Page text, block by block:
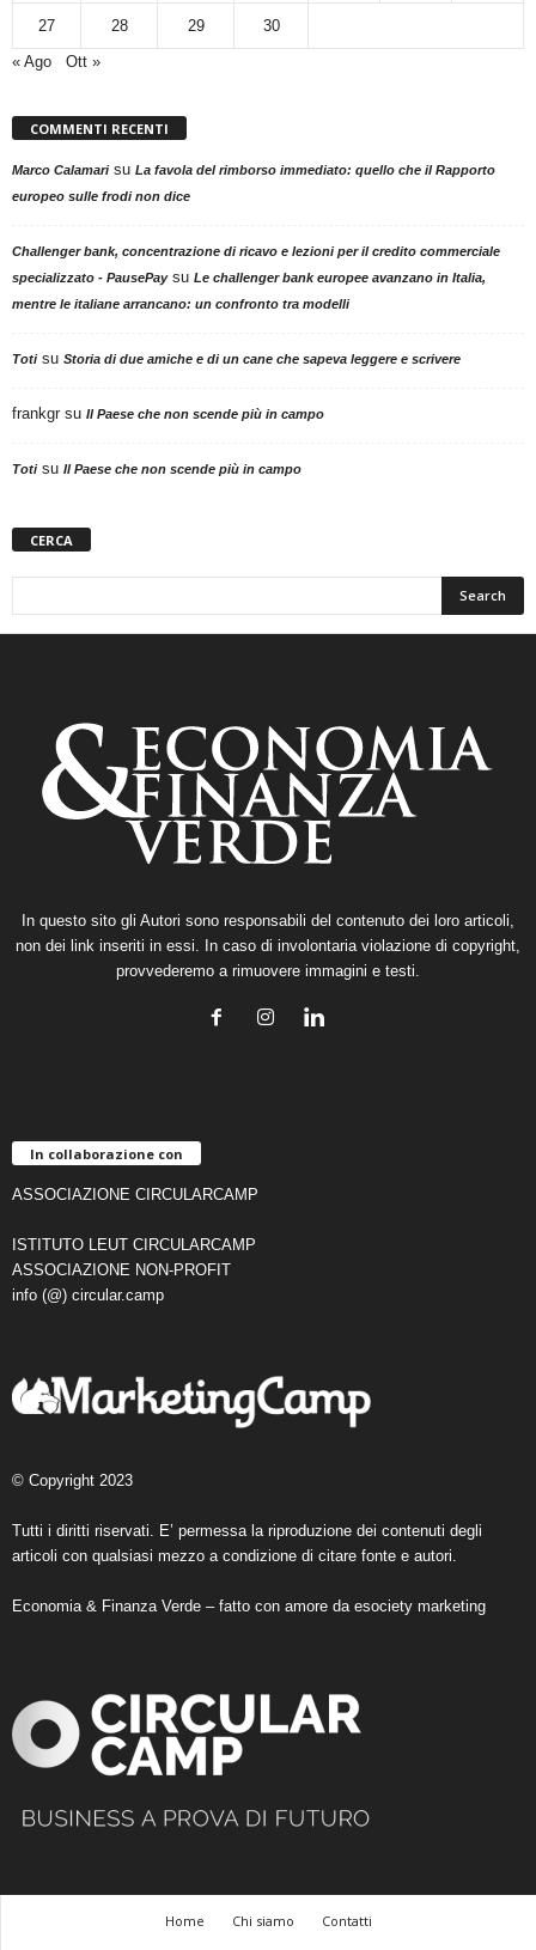
27 28 29
30
« Ago
Ott »
COMMENTI RECENTI
Marco Calamarisu La favola del rimborso immediato: quello che il Rapporto
europeo sulle frodi non dice
Challenger bank, concentrazione di ricavo e lezioni per il credito commerciale
specializzato - PausePaysu Le challenger bank europee avanzano in Italia,
mentre le italiane arrancano: un confronto tra modelli
Totisu Storia di due amiche e di un cane che sapeva leggere e scrivere
frankgr su Il Paese che non scende più in campo
Totisu Il Paese che non scende più in campo
CERCA
In questo sito gli Autori sono responsabili del contenuto dei loro articoli,
non dei link inseriti in essi. In caso di involontaria violazione di copyright,
provvederemo a rimuovere immagini e testi.
In collaborazione con
ASSOCIAZIONE CIRCULARCAMP
ISTITUTO LEUT CIRCULARCAMP
ASSOCIAZIONE NON-PROFIT
info (@) circular.camp
© Copyright 2023
Tutti i diritti riservati. E’ permessa la riproduzione dei contenuti degli
articoli con qualsiasi mezzo a condizione di citare fonte e autori.
Economia & Finanza Verde – fatto con amore da esociety marketing
Home Chi siamo
Contatti